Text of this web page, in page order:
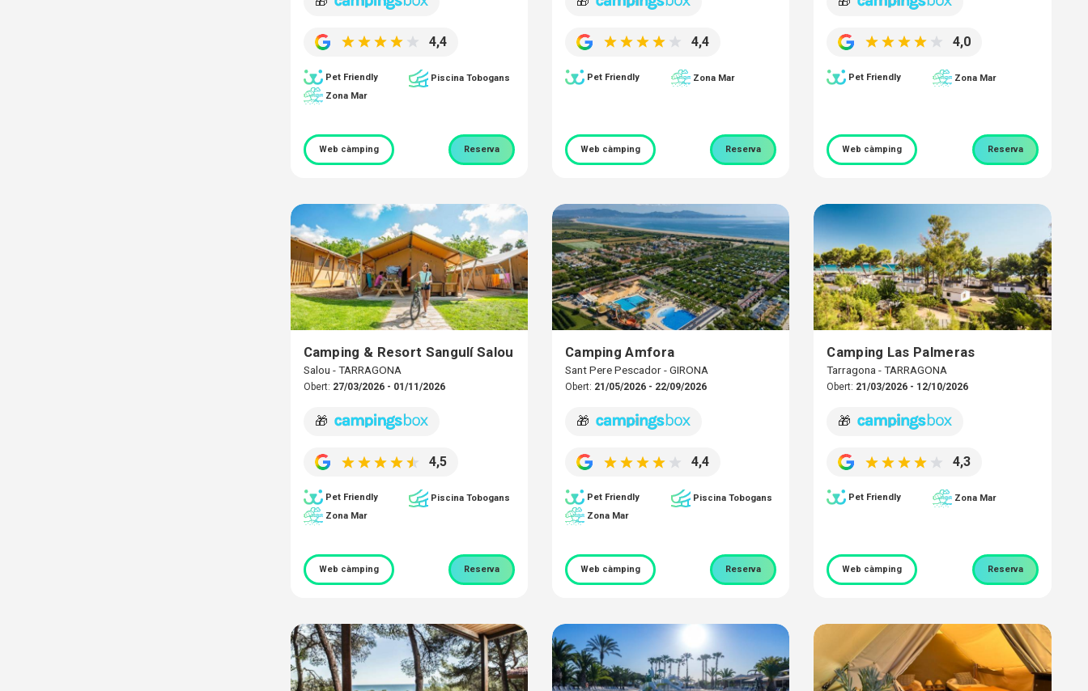
4,4
Pet Friendly
Piscina Tobogans
Zona Mar
Web càmping Reserva
4,4
Pet Friendly Zona Mar
Web càmping Reserva
4,0
Pet Friendly Zona Mar
Web càmping Reserva
Camping & Resort Sangulí Salou
Salou - TARRAGONA
Obert: 27/03/2026 - 01/11/2026
🎁
4,5
Pet Friendly
Piscina Tobogans
Zona Mar
Web càmping Reserva
Camping Amfora
Sant Pere Pescador - GIRONA
Obert: 21/05/2026 - 22/09/2026
🎁
4,4
Pet Friendly
Piscina Tobogans
Zona Mar
Web càmping Reserva
Camping Las Palmeras
Tarragona - TARRAGONA
Obert: 21/03/2026 - 12/10/2026
🎁
4,3
Pet Friendly Zona Mar
Web càmping Reserva